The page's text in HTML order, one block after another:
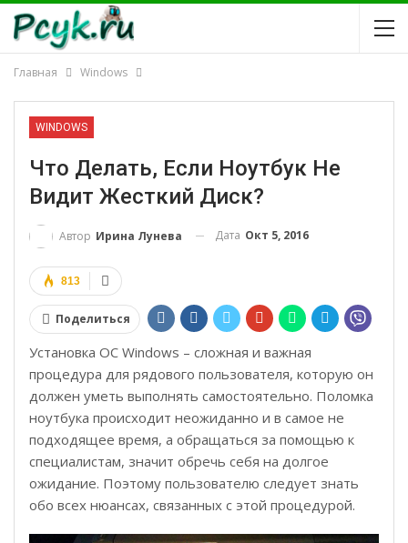
Главная Windows
WINDOWS
Что Делать, Если Ноутбук Не
Видит Жесткий Диск?
Автор Ирина Лунева Дата Окт 5, 2016
813
Поделиться
Установка ОС Windows – сложная и важная
процедура для рядового пользователя, которую он
должен уметь выполнять самостоятельно. Поломка
ноутбука происходит неожиданно и в самое не
подходящее время, а обращаться за помощью к
специалистам, значит обречь себя на долгое
ожидание. Поэтому пользователю следует знать
обо всех нюансах, связанных с этой процедурой.